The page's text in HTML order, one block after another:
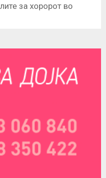
за хоророт во